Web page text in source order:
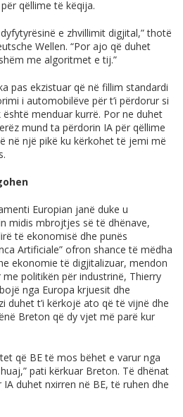
qëllime të këqija.
e zhvillimit digjital,” thotë
Wellen. “Por ajo që duhet
me algoritmet e tij.”
pas ekzistuar që në fillim standardi
i automobilëve për t’i përdorur si
menduar kurrë. Por ne duhet
mund ta përdorin IA për qëllime
në një pikë ku kërkohet të jemi më
Europian janë duke u
midis mbrojtjes së të dhënave,
të ekonomisë dhe punës
Artificiale” ofron shance të mëdha
ekonomie të digjitalizuar, mendon
politikën për industrinë, Thierry
nga Europa krjuesit dhe
duhet t’i kërkojë ato që të vijnë dhe
Breton që dy vjet më parë kur
që BE të mos bëhet e varur nga
pati kërkuar Breton. Të dhënat
duhet nxirren në BE, të ruhen dhe